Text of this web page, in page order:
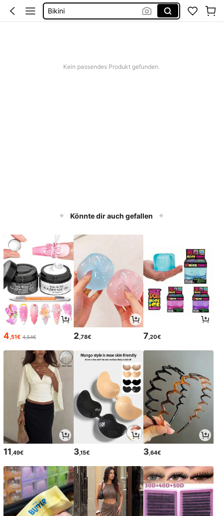
Kleid Baumwolle
Kein passendes Produkt gefunden.
Könnte dir auch gefallen
4 ,51€ 4,54€ 2 ,78€ 7 ,20€
11,49€ 3,15€ 3,64€